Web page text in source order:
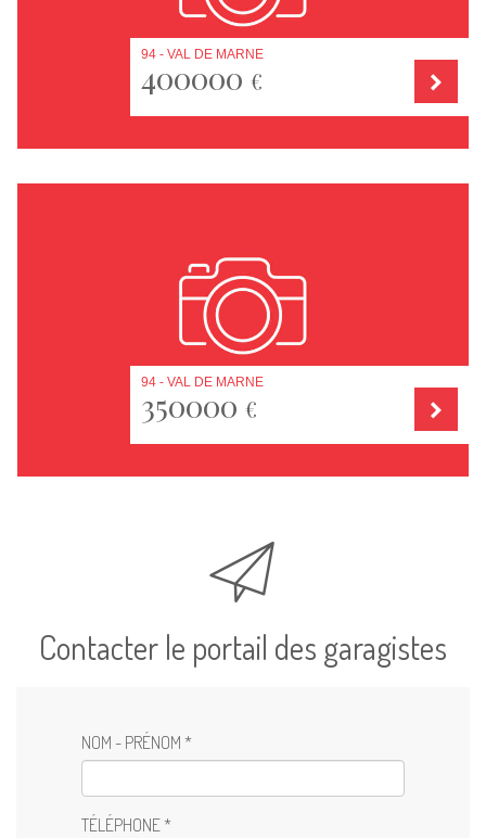
94 - VAL DE MARNE
400000 €
94 - VAL DE MARNE
350000 €
Contacter le portail des garagistes
NOM - PRÉNOM *
TÉLÉPHONE *